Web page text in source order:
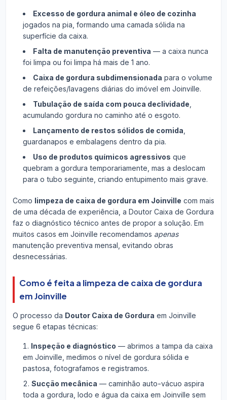
Excesso de gordura animal e óleo de cozinha
jogados na pia, formando uma camada sólida na
superfície da caixa.
Falta de manutenção preventiva — a caixa nunca
foi limpa ou foi limpa há mais de 1 ano.
Caixa de gordura subdimensionada para o volume
de refeições/lavagens diárias do imóvel em Joinville.
Tubulação de saída com pouca declividade
acumulando gordura no caminho até o esgoto.
Lançamento de restos sólidos de comida
guardanapos e embalagens dentro da pia.
Uso de produtos químicos agressivos que
quebram a gordura temporariamente, mas a deslocam
para o tubo seguinte, criando entupimento mais grave.
Como limpeza de caixa de gordura em Joinville com mais
de uma década de experiência, a Doutor Caixa de Gordura
faz o diagnóstico técnico antes de propor a solução. Em
muitos casos em Joinville recomendamos apenas
manutenção preventiva mensal, evitando obras
desnecessárias.
Como é feita a limpeza de caixa de gordura
em Joinville
O processo da Doutor Caixa de Gordura em Joinville
segue 6 etapas técnicas:
Inspeção e diagnóstico — abrimos a tampa da caixa
em Joinville, medimos o nível de gordura sólida e
pastosa, fotografamos e registramos.
Sucção mecânica — caminhão auto-vácuo aspira
toda a gordura, lodo e água da caixa em Joinville sem